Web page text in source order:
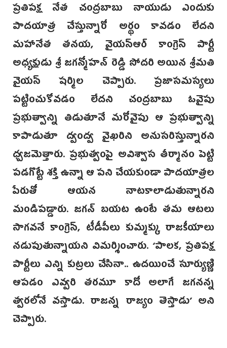
ప్రతిపక్ష నేత చంద్రబాబు నాయుడు ఎందుకు
పాదయాత్ర చేస్తున్నారో అర్థం కావడం లేదని
మహానేత తనయ, వైయస్ఆర్ కాంగ్రెస్ పార్టీ
అధ్యక్షుడు శ్రీ జగన్మోహన్ రెడ్డి సోదరి అయిన శ్రీమతి
వైయస్ షర్మిల చెప్పారు. ప్రజాసమస్యలు
పట్టించుకోవడం లేదని చంద్రబాబు ఓవైపు
ప్రభుత్వాన్ని తిడుతూనే మరోవైపు ఆ ప్రభుత్వాన్ని
కాపాడుతూ ద్వంద్వ వైఖరిని అనుసరిస్తున్నారని
ధ్వజమెత్తారు. ప్రభుత్వంపై అవిశ్వాస తీర్మానం పెట్టి
పడగొట్టే శక్తి ఉన్నా ఆ పని చేయకుండా పాదయాత్రల
పేరుతో ఆయన నాటకాలాడుతున్నారని
మండిపడ్డారు. జగన్ బయట ఉంటే తమ ఆటలు
సాగవనే కాంగ్రెస్, టీడీపీలు కుమ్మక్కు రాజకీయాలు
నడుపుతున్నాయని విమర్శించారు. ‘పాలక, ప్రతిపక్ష
పార్టీలు ఎన్ని కుట్రలు చేసినా.. ఉదయించే సూర్యుణ్ణి
ఆపడం ఎవ్వరి తరమూ కాదో అలాగే జగనన్న
త్వరలోనే వస్తాడు. రాజన్న రాజ్యం తెస్తాడు’ అని
చెప్పారు.